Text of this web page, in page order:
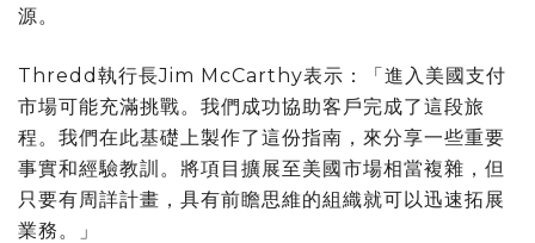
源。
Thredd執行長Jim McCarthy表示：「進入美國支付
市場可能充滿挑戰。我們成功協助客戶完成了這段旅
程。我們在此基礎上製作了這份指南，來分享一些重要
事實和經驗教訓。將項目擴展至美國市場相當複雜，但
只要有周詳計畫，具有前瞻思維的組織就可以迅速拓展
業務。」